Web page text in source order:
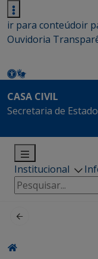
ir para conteúdoir
Ouvidoria
CASA CIVIL
Secretaria de
Institucional
Pesquisar
por: